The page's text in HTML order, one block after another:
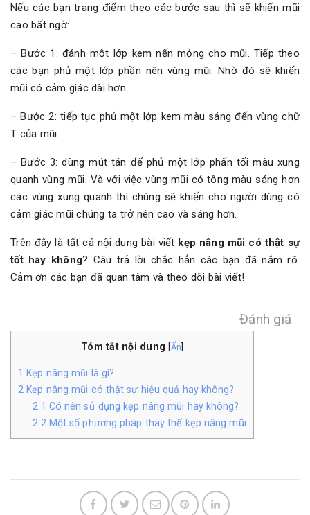
Nếu các bạn trang điểm theo các bước sau thì sẽ khiến mũi
cao bất ngờ:
– Bước 1: đánh một lớp kem nến mỏng cho mũi. Tiếp theo
các bạn phủ một lớp phần nên vùng mũi. Nhờ đó sẽ khiến
mũi có cảm giác dài hơn.
– Bước 2: tiếp tục phủ một lớp kem màu sáng đến vùng chữ
T của mũi.
– Bước 3: dùng mút tán để phủ một lớp phấn tối màu xung
quanh vùng mũi. Và với việc vùng mũi có tông màu sáng hơn
các vùng xung quanh thì chúng sẽ khiến cho người dùng có
cảm giác mũi chúng ta trở nên cao và sáng hơn.
Trên đây là tất cả nội dung bài viết kẹp nâng mũi có thật sự
tốt hay không? Câu trả lời chắc hẳn các bạn đã nắm rõ.
Cảm ơn các bạn đã quan tâm và theo dõi bài viết!
Đánh giá
Tóm tắt nội dung Ẩn
1
Kẹp nâng mũi là gì?
2 Kẹp nâng mũi có thật sự hiệu quả hay không?
2.1 Có nên sử dụng kẹp nâng mũi hay không?
2.2Một số phương pháp thay thế kẹp nâng mũi